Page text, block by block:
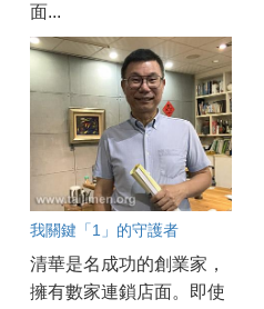
面...
我關鍵「1」的守護者
清華是名成功的創業家，
擁有數家連鎖店面。即使